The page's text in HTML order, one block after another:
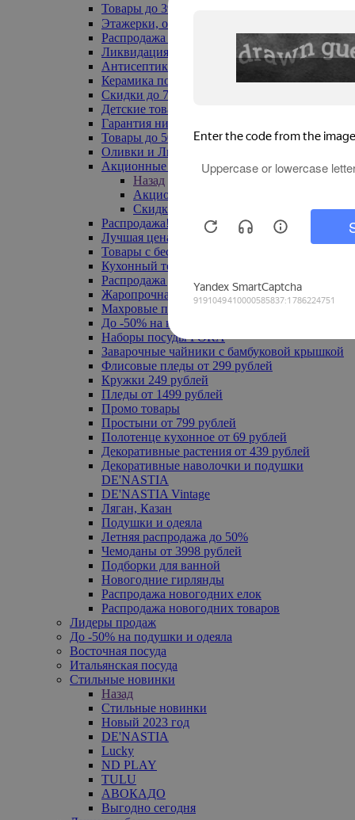
Товары до 399₽
Этажерки, обувницы
Распродажа текстиля до -50%
Ликвидация до -70%
Антисептики
Керамика по 129 руб
Скидки до 70%
Детские товары
Гарантия низкой цены
Товары до 500 руб
Оливки и Лимоны
Акционные товары
Назад
Акционные товары
Скидка 20% по промокоду
Распродажа! Ульяновск до -70%
Лучшая цена
Товары с бесплатной доставкой
Кухонный текстиль
Распродажа до -50%
Жаропрочная посуда
Махровые полотенца
До -50% на ковры
Наборы посуды FORA
Заварочные чайники с бамбуковой крышкой
Флисовые пледы от 299 рублей
Кружки 249 рублей
Пледы от 1499 рублей
Промо товары
Простыни от 799 рублей
Полотенце кухонное от 69 рублей
Декоративные растения от 439 рублей
Декоративные наволочки и подушки
DE'NASTIA
DE'NASTIA Vintage
Ляган, Казан
Подушки и одеяла
Летняя распродажа до 50%
Чемоданы от 3998 рублей
Подборки для ванной
Новогодние гирлянды
Распродажа новогодних елок
Распродажа новогодних товаров
Лидеры продаж
До -50% на подушки и одеяла
Восточная посуда
Итальянская посуда
Стильные новинки
Назад
Стильные новинки
Новый 2023 год
DE'NASTIA
Lucky
ND PLAY
TULU
АВОКАДО
Выгодно сегодня